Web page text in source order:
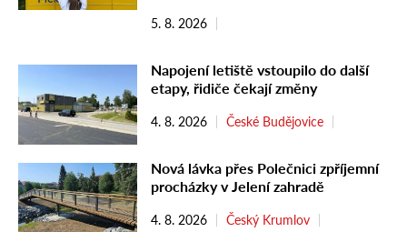
5. 8. 2026
Napojení letiště vstoupilo do další
etapy, řidiče čekají změny
4. 8. 2026 České Budějovice
Nová lávka přes Polečnici zpříjemní
procházky v Jelení zahradě
4. 8. 2026 Český Krumlov